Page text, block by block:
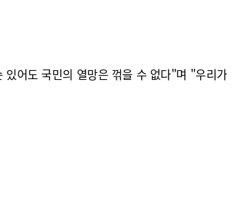
어도 국민의 열망은 꺾을 수 없다"며 "우리가